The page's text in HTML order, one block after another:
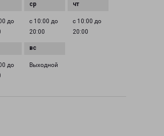
до
с 10:00 до
20:00
с 10:00 до
20:00
до
Выходной